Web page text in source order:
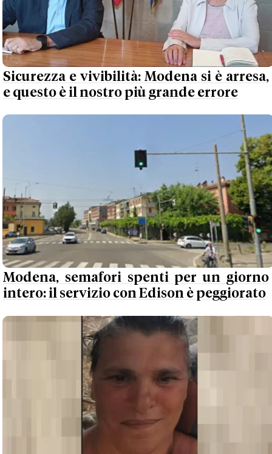
Sicurezza e vivibilità: Modena si è arresa,
e questo è il nostro più grande errore
Modena, semafori spenti per un giorno
intero: il servizio con Edison è peggiorato